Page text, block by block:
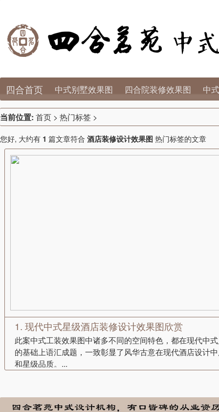
四合首页 中式别墅效果图 四合院装修效果图 中
当前位置: 首页 > 热门标签 >
您好, 大约有 1 篇文章符合 酒店装修设计效果图 热门标签的文章
1. 现代中式星级酒店装修设计效果图欣赏
此案中式工装效果图中诸多不同的空间特色，都在现代中
的基础上语汇成题，一致彰显了风华古意在现代酒店设计
和星级品质。...